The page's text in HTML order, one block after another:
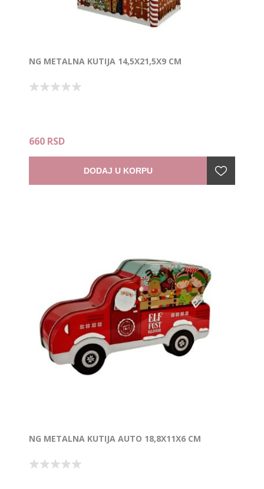
NG METALNA KUTIJA 14,5X21,5X9 CM
660 RSD
DODAJ U KORPU
NG METALNA KUTIJA AUTO 18,8X11X6 CM